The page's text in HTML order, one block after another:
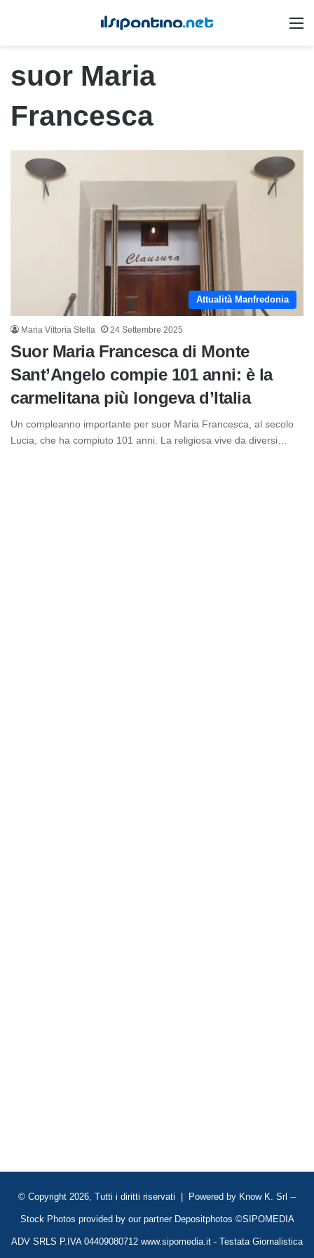
suor Maria
Francesca
Attualità Manfredonia
Maria Vittoria Stella 24 Settembre 2025
Suor Maria Francesca di Monte
Sant’Angelo compie 101 anni: è la
carmelitana più longeva d’Italia
Un compleanno importante per suor Maria Francesca, al secolo
Lucia, che ha compiuto 101 anni. La religiosa vive da diversi…
© Copyright 2026, Tutti i diritti riservati | Powered by Know K. Srl --
Stock Photos provided by our partner Depositphotos ©SIPOMEDIA
ADV SRLS P.IVA 04409080712 www.sipomedia.it - Testata Giornalistica